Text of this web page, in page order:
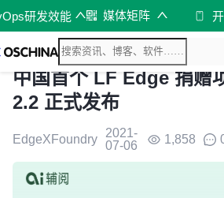
研发效能 媒体矩阵
中国首个 LF Edge 捐赠
2.2 正式发布
EdgeXFoundry
2021-
07-06
1,858